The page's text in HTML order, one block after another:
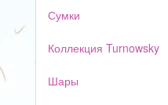
Сумки
Коллекция Turnowsky
Шары